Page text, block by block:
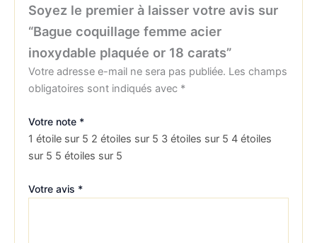
Soyez le premier à laisser votre avis sur
“Bague coquillage femme acier
inoxydable plaquée or 18 carats”
Votre adresse e-mail ne sera pas publiée. Les champs
obligatoires sont indiqués avec *
Votre note *
1 étoile sur 5 2 étoiles sur 5 3 étoiles sur 5 4 étoiles
sur 5 5 étoiles sur 5
Votre avis *